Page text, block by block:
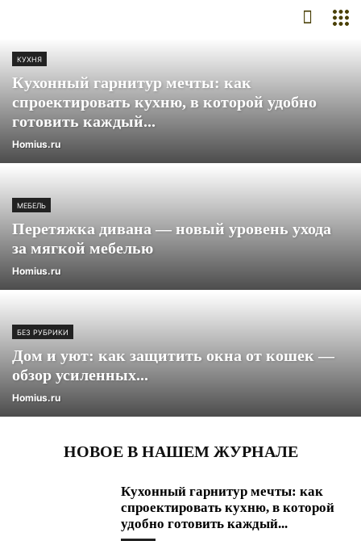
КУХНЯ
Кухонный гарнитур мечты: как
спроектировать кухню, в которой удобно
готовить каждый...
Homius.ru
МЕБЕЛЬ
Перетяжка дивана — новый уровень ухода
за мягкой мебелью
Homius.ru
БЕЗ РУБРИКИ
Дом и уют: как защитить окна от кошек —
обзор усиленных...
Homius.ru
НОВОЕ В НАШЕМ ЖУРНАЛЕ
Кухонный гарнитур мечты: как
спроектировать кухню, в которой
удобно готовить каждый...